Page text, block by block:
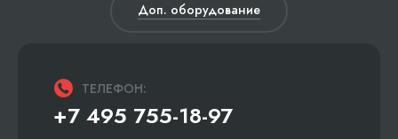
Доп. оборудование
ТЕЛЕФОН:
+7 495 755-18-97